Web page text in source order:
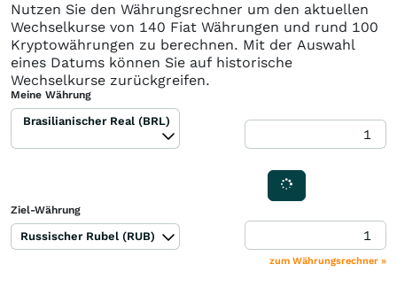
Nutzen Sie den Währungsrechner um den aktuellen
Wechselkurse von 140 Fiat Währungen und rund 100
Kryptowährungen zu berechnen. Mit der Auswahl
eines Datums können Sie auf historische
Wechselkurse zurückgreifen.
Meine Währung
Brasilianischer Real (BRL)
Ziel-Währung
Russischer Rubel (RUB)
zum Währungsrechner »